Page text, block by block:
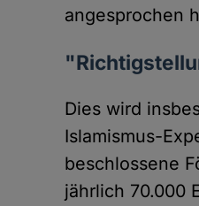
angesprochen
Dies wird
Islamismus-
beschlossene
jährlich 70.000